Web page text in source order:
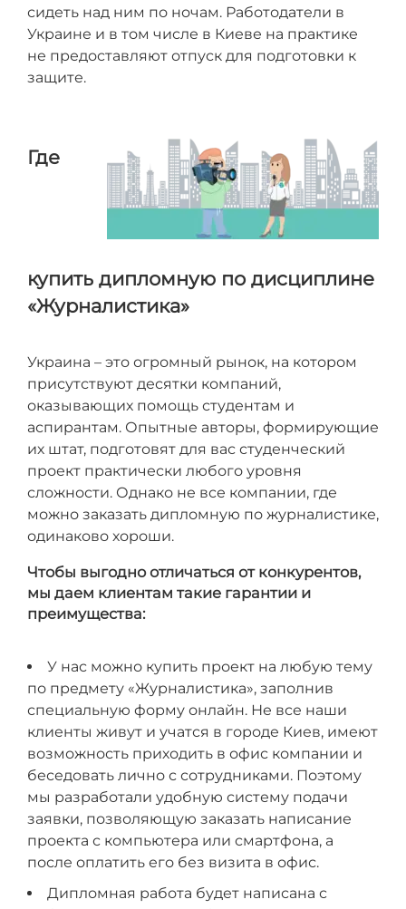
сидеть над ним по ночам. Работодатели в
Украине и в том числе в Киеве на практике
не предоставляют отпуск для подготовки к
защите.
Где
купить дипломную по дисциплине
«Журналистика»
Украина – это огромный рынок, на котором
присутствуют десятки компаний,
оказывающих помощь студентам и
аспирантам. Опытные авторы, формирующие
их штат, подготовят для вас студенческий
проект практически любого уровня
сложности. Однако не все компании, где
можно заказать дипломную по журналистике,
одинаково хороши.
Чтобы выгодно отличаться от конкурентов,
мы даем клиентам такие гарантии и
преимущества:
У нас можно купить проект на любую тему
по предмету «Журналистика», заполнив
специальную форму онлайн. Не все наши
клиенты живут и учатся в городе Киев, имеют
возможность приходить в офис компании и
беседовать лично с сотрудниками. Поэтому
мы разработали удобную систему подачи
заявки, позволяющую заказать написание
проекта с компьютера или смартфона, а
после оплатить его без визита в офис.
Дипломная работа будет написана с